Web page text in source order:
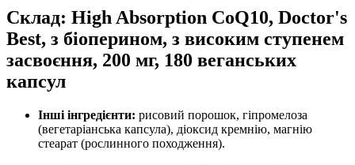
Склад: High Absorption CoQ10, Doctor's
Best, з біоперином, з високим ступенем
засвоєння, 200 мг, 180 веганських
капсул
Інші інгредієнти: рисовий порошок, гіпромелоза
(вегетаріанська капсула), діоксид кремнію, магнію
стеарат (рослинного походження).